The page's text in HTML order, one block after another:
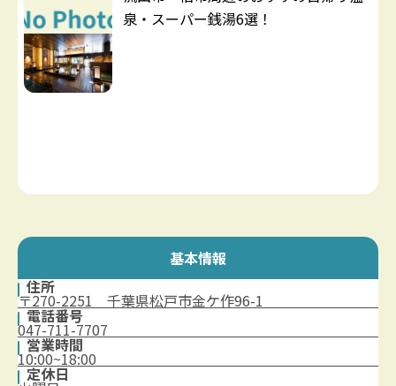
泉・スーパー銭湯6選！
基本情報
住所
〒270-2251 千葉県松戸市金ケ作96-1
電話番号
047-711-7707
営業時間
10:00~18:00
定休日